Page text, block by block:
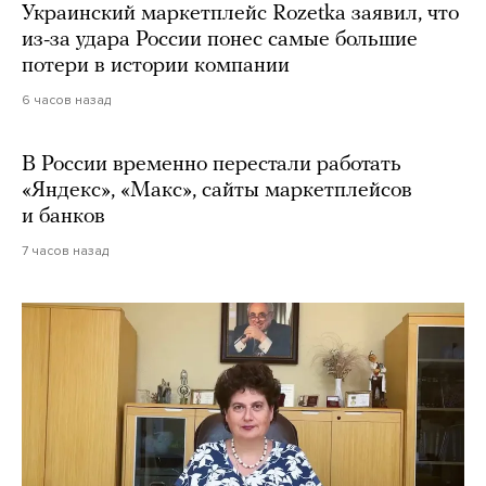
Украинский маркетплейс Rozetka заявил, что
из-за удара России понес самые большие
потери в истории компании
6 часов назад
В России временно перестали работать
«Яндекс», «Макс», сайты маркетплейсов
и банков
7 часов назад